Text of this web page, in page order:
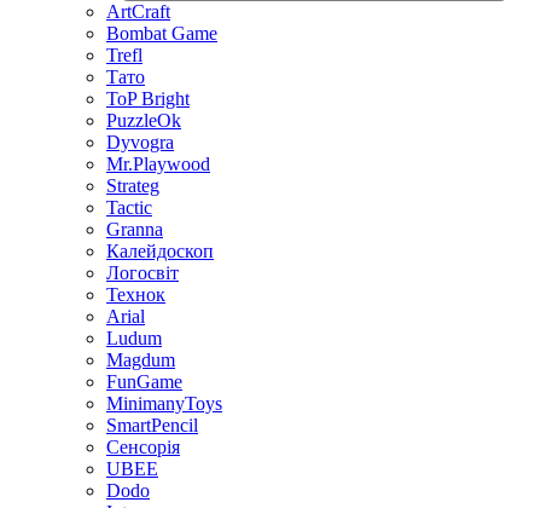
ArtCraft
Bombat Game
Trefl
Тато
ToP Bright
PuzzleOk
Dyvogra
Mr.Playwood
Strateg
Tactic
Granna
Калейдоскоп
Логосвіт
Технок
Arial
Ludum
Magdum
FunGame
MinimanyToys
SmartPencil
Сенсорія
UBEE
Dodo